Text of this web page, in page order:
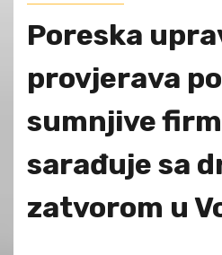
Poreska
provjerava
sumnjive
sarađuje sa
zatvorom u